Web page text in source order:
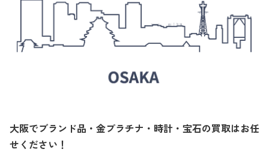
大阪でブランド品・金プラチナ・時計・宝石の買取はお任
せください！